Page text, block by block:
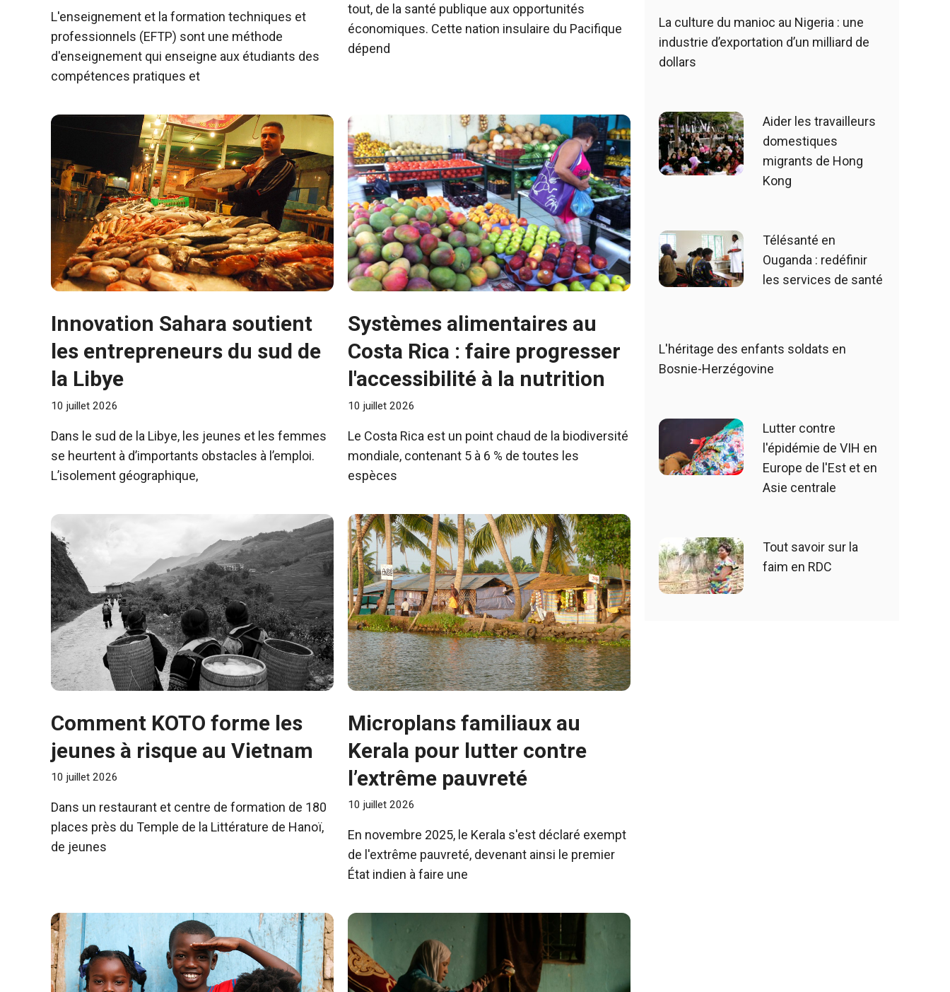
L'enseignement et la formation techniques et
professionnels (EFTP) sont une méthode
d'enseignement qui enseigne aux étudiants des
compétences pratiques et
tout, de la santé publique aux opportunités
économiques. Cette nation insulaire du Pacifique
dépend
Innovation Sahara soutient
les entrepreneurs du sud de
la Libye
10 juillet 2026
Dans le sud de la Libye, les jeunes et les femmes
se heurtent à d’importants obstacles à l’emploi.
L’isolement géographique,
Systèmes alimentaires au
Costa Rica : faire progresser
l'accessibilité à la nutrition
10 juillet 2026
Le Costa Rica est un point chaud de la biodiversité
mondiale, contenant 5 à 6 % de toutes les
espèces
Comment KOTO forme les
jeunes à risque au Vietnam
10 juillet 2026
Dans un restaurant et centre de formation de 180
places près du Temple de la Littérature de Hanoï,
de jeunes
Microplans familiaux au
Kerala pour lutter contre
l’extrême pauvreté
10 juillet 2026
En novembre 2025, le Kerala s'est déclaré exempt
de l'extrême pauvreté, devenant ainsi le premier
État indien à faire une
La culture du manioc au Nigeria : une
industrie d’exportation d’un milliard de
dollars
Aider les travailleurs
domestiques
migrants de Hong
Kong
Télésanté en
Ouganda : redéfinir
les services de santé
L'héritage des enfants soldats en
Bosnie-Herzégovine
Lutter contre
l'épidémie de VIH en
Europe de l'Est et en
Asie centrale
Tout savoir sur la
faim en RDC